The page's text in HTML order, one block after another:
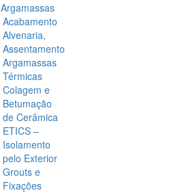
Argamassas
Acabamento
Alvenaria,
Assentamento
Argamassas
Térmicas
Colagem e
Betumação
de Cerâmica
ETICS –
Isolamento
pelo Exterior
Grouts e
Fixações